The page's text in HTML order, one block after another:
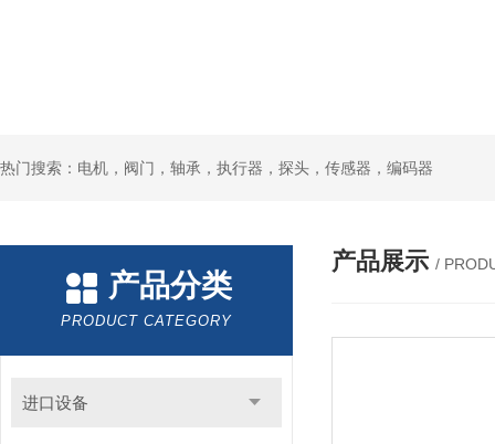
热门搜索：电机，阀门，轴承，执行器，探头，传感器，编码器
产品分类
PRODUCT CATEGORY
进口设备
产品展示 /